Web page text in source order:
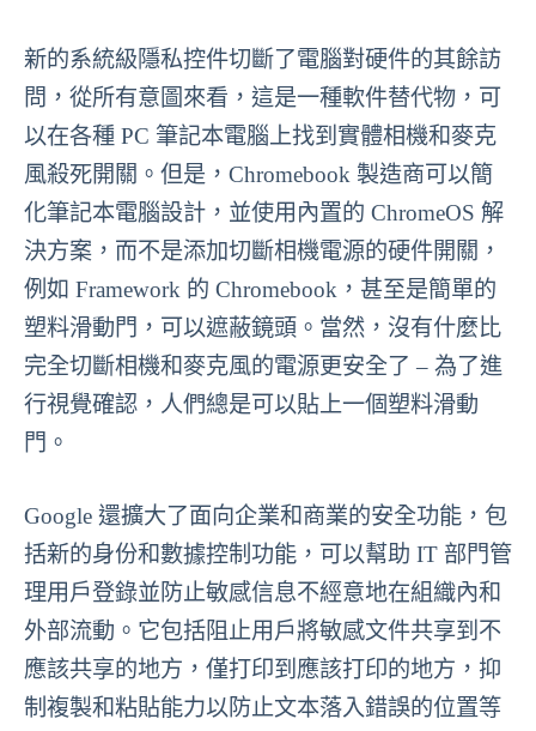
新的系統級隱私控件切斷了電腦對硬件的其餘訪
問，從所有意圖來看，這是一種軟件替代物，可
以在各種 PC 筆記本電腦上找到實體相機和麥克
風殺死開關。但是，Chromebook 製造商可以簡
化筆記本電腦設計，並使用內置的 ChromeOS 解
決方案，而不是添加切斷相機電源的硬件開關，
例如 Framework 的 Chromebook，甚至是簡單的
塑料滑動門，可以遮蔽鏡頭。當然，沒有什麼比
完全切斷相機和麥克風的電源更安全了 – 為了進
行視覺確認，人們總是可以貼上一個塑料滑動
門。
Google 還擴大了面向企業和商業的安全功能，包
括新的身份和數據控制功能，可以幫助 IT 部門管
理用戶登錄並防止敏感信息不經意地在組織內和
外部流動。它包括阻止用戶將敏感文件共享到不
應該共享的地方，僅打印到應該打印的地方，抑
制複製和粘貼能力以防止文本落入錯誤的位置等